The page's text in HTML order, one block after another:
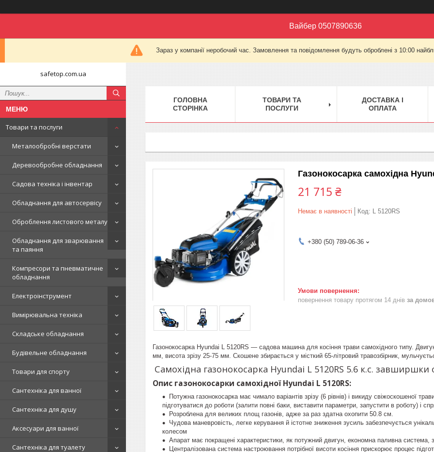
Вайбер 0507890636
Зараз у компанії неробочий час. Замовлення та повідомлення будуть оброблені з 10:00
safetop.com.ua
Товари та послуги
Металообробні верстати
Деревообробне обладнання
Садова техніка і інвентар
Обладнання для автосервісу
Оброблення листового металу
Обладнання для зварювання
та паяння
Компресори та пневматичне
обладнання
Електроінструмент
Вимірювальна техніка
Складське обладнання
Будівельне обладнання
Товари для спорту
Сантехніка для ванної
Сантехніка для душу
Аксесуари для ванної
Сантехніка для туалету
ГОЛОВНА
СТОРІНКА
ТОВАРИ ТА
ПОСЛУГИ
ДОСТАВКА І
ОПЛАТА
Газонокосарка самохідна
21 715 ₴
Немає в наявності Код: L 5120RS
+380 (50) 789-06-36
повернення товару протягом 14 днів за
Газонокосарка Hyundai L 5120RS — садова машина для косіння трави самохідного типу.
мм, висота зрізу 25-75 мм. Скошене збирається у місткий 65-літровий травозбірник,
Самохідна газонокосарка Hyundai L 5120RS 5.6 к.с.
Опис газонокосарки самохідної Hyundai L 5120RS:
Потужна газонокосарка має чимало варіантів зрізу (6 рівнів) і викиду свіжоскошеної
підготуватися до роботи (залити повні баки, виставити параметри, запустити в роботу) і
Розроблена для великих площ газонів, адже за раз здатна охопити 50.8 см.
Чудова маневровість, легке керування й істотне зниження зусиль забезпечується
колесом
Апарат має покращені характеристики, як потужний двигун, економна паливна система,
Централізована система настроювання потрібної висоти косіння прискорює процес